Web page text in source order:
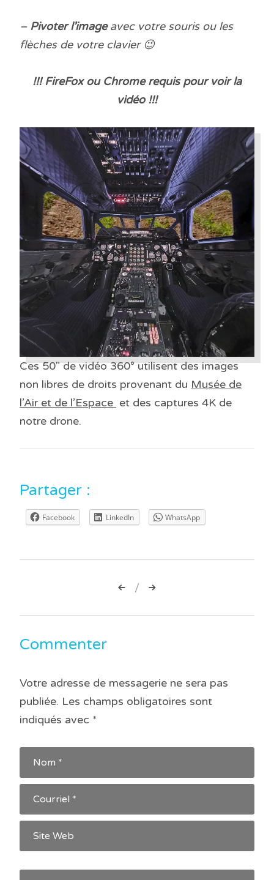
– Pivoter l’imageavec votre souris ou les
flèches de votre clavier 😉
!!! FireFox ou Chrome requis pour voir la
vidéo !!!
Ces 50″ de vidéo 360° utilisent des images
non libres de droits provenant du Musée de
l’Air et de l’Espace et des captures 4K de
notre drone.
Partager :
Facebook LinkedIn WhatsApp
Navigation
de
l’article
Commenter
Votre adresse de messagerie ne sera pas
publiée. Les champs obligatoires sont
indiqués avec *